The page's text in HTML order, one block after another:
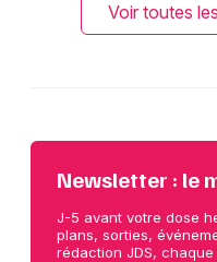
Voir toutes
Newsletter : le
J-5 avant votre dose
plans, sorties,
rédaction JDS, chaque